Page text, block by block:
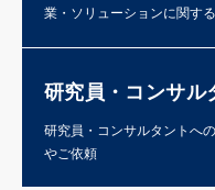
業・ソリューションに関す
研究員・コンサル
研究員・コンサルタントへ
やご依頼